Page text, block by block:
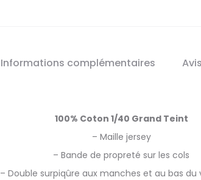
Informations complémentaires Avis
100% Coton 1/40 Grand Teint
– Maille jersey
– Bande de propreté sur les cols
– Double surpiqûre aux manches et au bas